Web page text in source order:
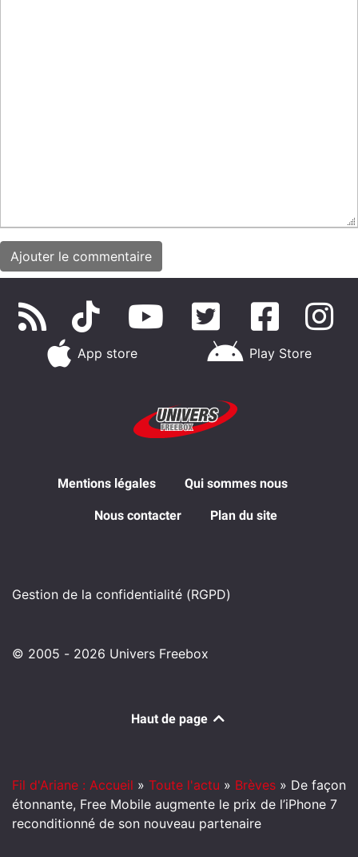
App store Play Store
Mentions légales Qui sommes nous
Nous contacter Plan du site
Gestion de la confidentialité (RGPD)
© 2005 - 2026 Univers Freebox
Haut de page
Fil d'Ariane : Accueil » Toute l'actu » Brèves » De façon
étonnante, Free Mobile augmente le prix de l’iPhone 7
reconditionné de son nouveau partenaire